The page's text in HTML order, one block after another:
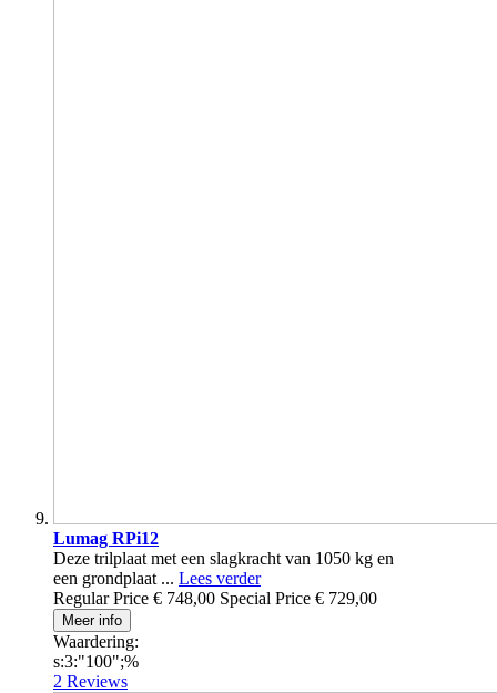
Lumag RPi12
Deze trilplaat met een slagkracht van 1050 kg en
een grondplaat ... Lees verder
Regular Price € 748,00 Special Price € 729,00
Meer info
Waardering:
s:3:"100";%
2 Reviews